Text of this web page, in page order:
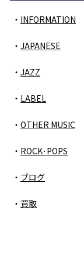
INFORMATION
JAPANESE
JAZZ
LABEL
OTHER MUSIC
ROCK･POPS
ブログ
買取